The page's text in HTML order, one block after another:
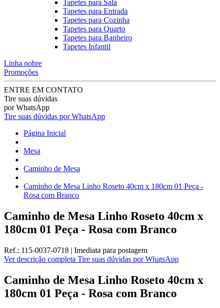
Tapetes para Sala
Tapetes para Entrada
Tapetes para Cozinha
Tapetes para Quarto
Tapetes para Banheiro
Tapetes Infantil
Linha nobre
Promoções
ENTRE EM CONTATO
Tire suas dúvidas
por WhatsApp
Tire suas dúvidas por WhatsApp
Página Inicial
Mesa
Caminho de Mesa
Caminho de Mesa Linho Roseto 40cm x 180cm 01 Peça -
Rosa com Branco
Caminho de Mesa Linho Roseto 40cm x
180cm 01 Peça - Rosa com Branco
Ref.: 115-0037-0718 | Imediata para postagem
Ver descrição completa Tire suas dúvidas por WhatsApp
Caminho de Mesa Linho Roseto 40cm x
180cm 01 Peça - Rosa com Branco